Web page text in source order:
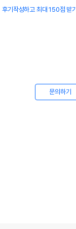
후기작성하고 최대 150점 받기
문의하기